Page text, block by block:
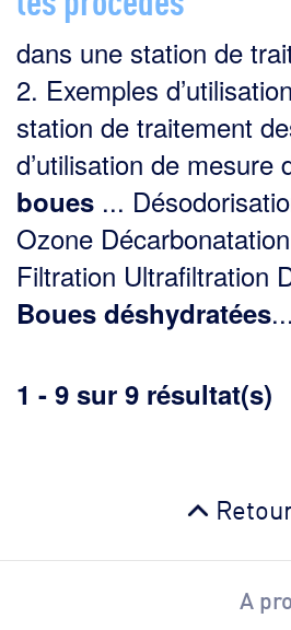
dans une station de
2. Exemples
station de traitement
d’utilisation de
boues ...
Ozone
Filtration Ultrafiltration
Boues déshydratées...
1 - 9 sur 9 résultat(s)
A